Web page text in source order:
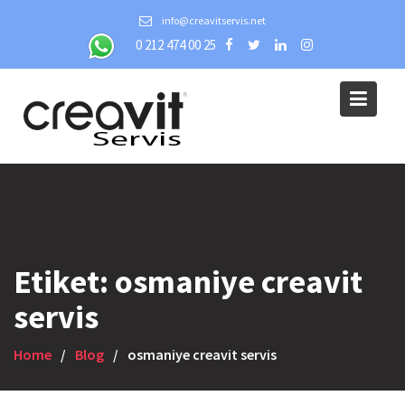
info@creavitservis.net
0 212 474 00 25
Etiket: osmaniye creavit
servis
Home Blog osmaniye creavit servis